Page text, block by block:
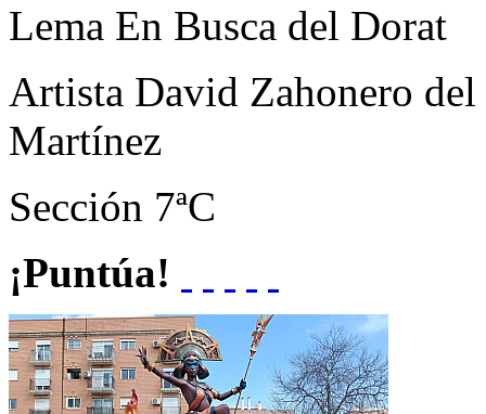
Lema En Busca del Dorat
Artista David Zahonero del
Martínez
Sección 7ªC
¡Puntúa!